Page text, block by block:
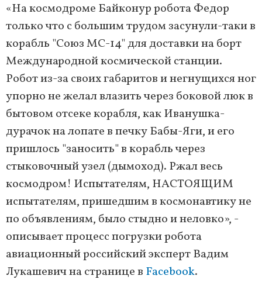
«На космодроме Байконур робота Федор
только что с большим трудом засунули-таки в
корабль "Союз МС-14" для доставки на борт
Международной космической станции.
Робот из-за своих габаритов и негнущихся ног
упорно не желал влазить через боковой люк в
бытовом отсеке корабля, как Иванушка-
дурачок на лопате в печку Бабы-Яги, и его
пришлось "заносить" в корабль через
стыковочный узел (дымоход). Ржал весь
космодром! Испытателям, НАСТОЯЩИМ
испытателям, пришедшим в космонавтику не
по объявлениям, было стыдно и неловко», -
описывает процесс погрузки робота
авиационный российский эксперт Вадим
Лукашевич на странице в Facebook.